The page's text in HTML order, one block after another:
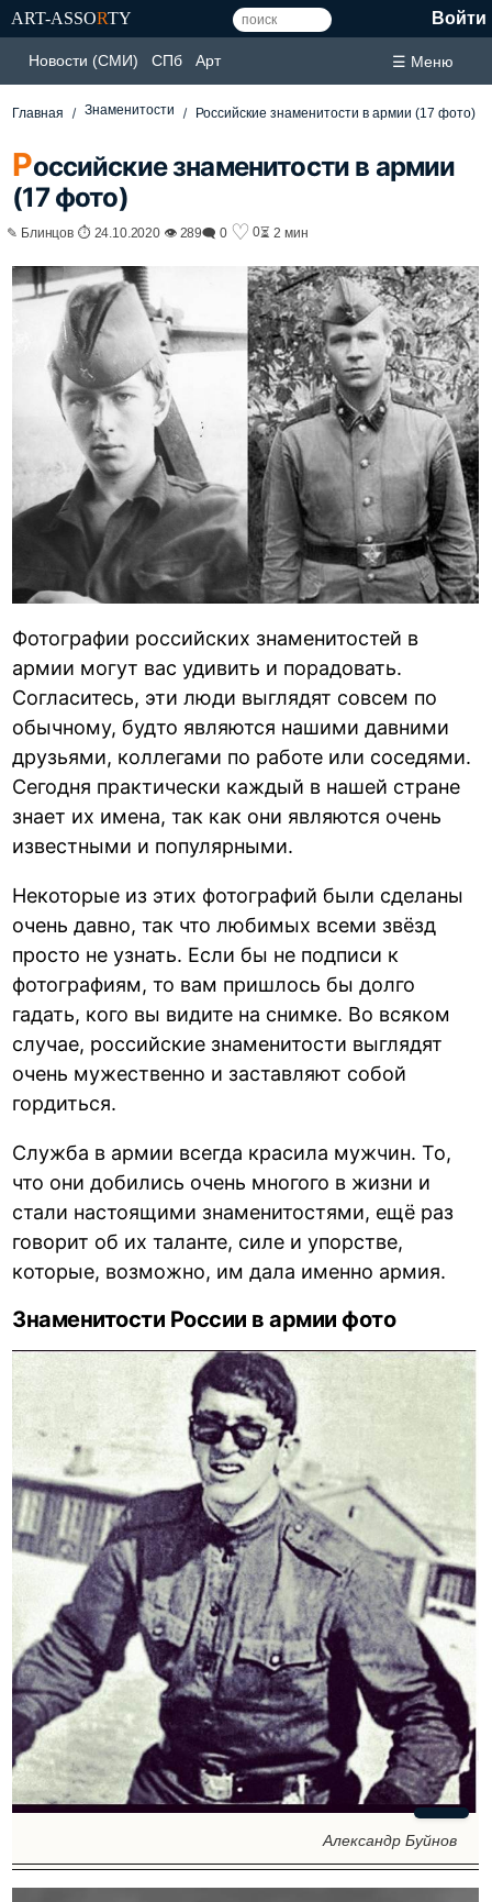
ART-ASSORTY Войти
Новости (СМИ) СПб Арт ☰ Меню
Главная Знаменитости Российские знаменитости в армии (17 фото)
Российские знаменитости в армии
(17 фото)
✎ Блинцов ⏱ 24.10.2020 👁 289🗨 0 ♡ 0⏳ 2 мин
Фотографии российских знаменитостей в
армии могут вас удивить и порадовать.
Согласитесь, эти люди выглядят совсем по
обычному, будто являются нашими давними
друзьями, коллегами по работе или соседями.
Сегодня практически каждый в нашей стране
знает их имена, так как они являются очень
известными и популярными.
Некоторые из этих фотографий были сделаны
очень давно, так что любимых всеми звёзд
просто не узнать. Если бы не подписи к
фотографиям, то вам пришлось бы долго
гадать, кого вы видите на снимке. Во всяком
случае, российские знаменитости выглядят
очень мужественно и заставляют собой
гордиться.
Служба в армии всегда красила мужчин. То,
что они добились очень многого в жизни и
стали настоящими знаменитостями, ещё раз
говорит об их таланте, силе и упорстве,
которые, возможно, им дала именно армия.
Знаменитости России в армии фото
Александр Буйнов